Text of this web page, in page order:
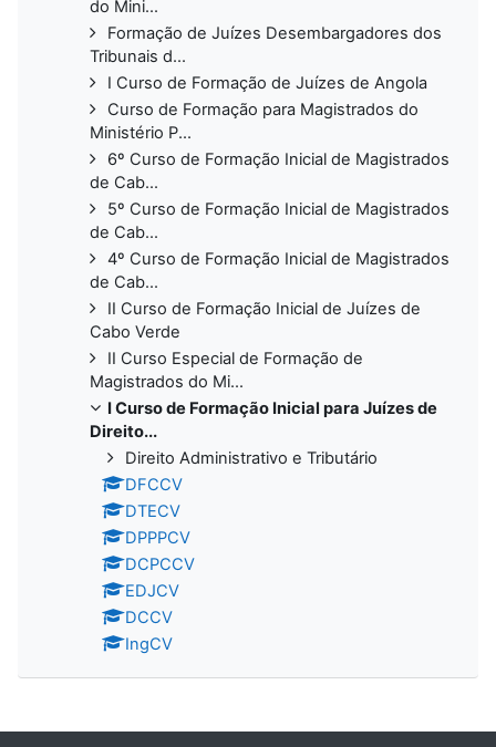
do Mini...
Formação de Juízes Desembargadores dos
Tribunais d...
I Curso de Formação de Juízes de Angola
Curso de Formação para Magistrados do
Ministério P...
6º Curso de Formação Inicial de Magistrados
de Cab...
5º Curso de Formação Inicial de Magistrados
de Cab...
4º Curso de Formação Inicial de Magistrados
de Cab...
II Curso de Formação Inicial de Juízes de
Cabo Verde
II Curso Especial de Formação de
Magistrados do Mi...
I Curso de Formação Inicial para Juízes de
Direito...
Direito Administrativo e Tributário
DFCCV
DTECV
DPPPCV
DCPCCV
EDJCV
DCCV
IngCV